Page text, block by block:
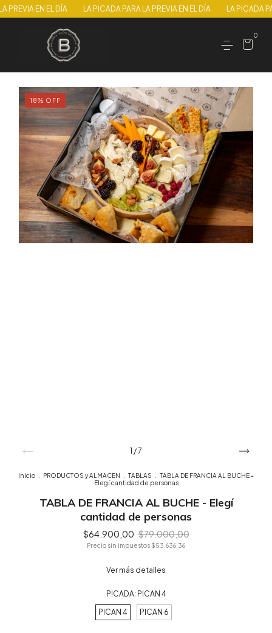
EN EL DÍA LA PICADA PARA LA PREVIA EN EL DÍA LA PICADA
0
18% OFF
1 /7
Inicio PRODUCTOS y ALMACEN TABLAS
TABLA DE FRANCIA AL BUCHE -
Elegí cantidad de personas
TABLA DE FRANCIA AL BUCHE - Elegí
cantidad de personas
$64.900,00 $79.000,00
Precio sin impuestos $53.636,36
Ver más detalles
PICADA: PICAN 4
PICAN 4
PICAN 6